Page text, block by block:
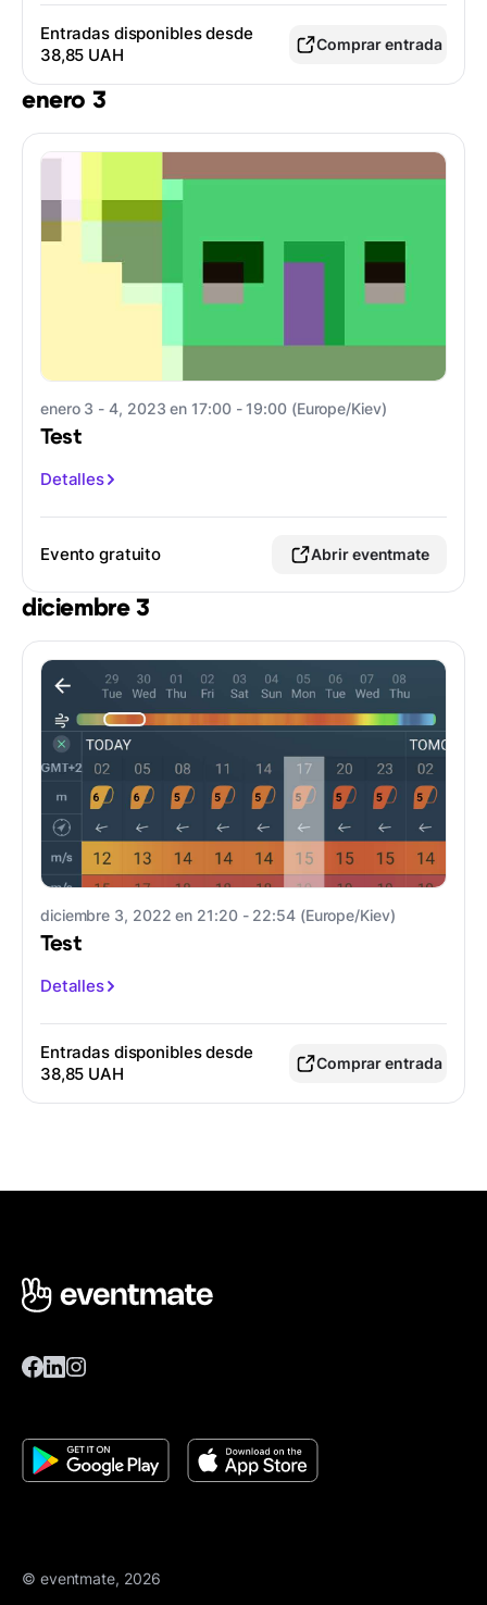
Entradas disponibles desde
38,85 UAH
Comprar entrada
enero 3
enero 3 - 4, 2023 en 17:00 - 19:00 (Europe/Kiev)
Test
Detalles
Evento gratuito Abrir eventmate
diciembre 3
diciembre 3, 2022 en 21:20 - 22:54 (Europe/Kiev)
Test
Detalles
Entradas disponibles desde
38,85 UAH
Comprar entrada
© eventmate, 2026